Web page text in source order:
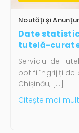
Noutăți și
Date
tutelă-
Serviciul de
pot fi îngrijiți de
Chișinău, […]
Citește mai mult